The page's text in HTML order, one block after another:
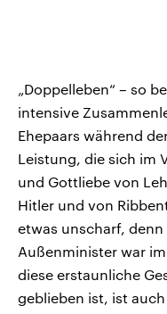
„Doppelleben“ – so
intensive
Ehepaars während
Leistung, die sich im
und Gottliebe von
Hitler und von
etwas unscharf,
Außenminister war
diese erstaunliche
geblieben ist, ist